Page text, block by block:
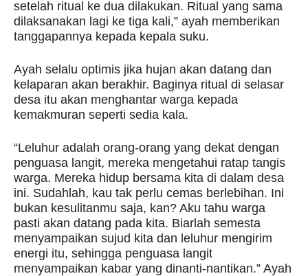
setelah ritual ke dua dilakukan. Ritual yang sama
dilaksanakan lagi ke tiga kali,” ayah memberikan
tanggapannya kepada kepala suku.
Ayah selalu optimis jika hujan akan datang dan
kelaparan akan berakhir. Baginya ritual di selasar
desa itu akan menghantar warga kepada
kemakmuran seperti sedia kala.
“Leluhur adalah orang-orang yang dekat dengan
penguasa langit, mereka mengetahui ratap tangis
warga. Mereka hidup bersama kita di dalam desa
ini. Sudahlah, kau tak perlu cemas berlebihan. Ini
bukan kesulitanmu saja, kan? Aku tahu warga
pasti akan datang pada kita. Biarlah semesta
menyampaikan sujud kita dan leluhur mengirim
energi itu, sehingga penguasa langit
menyampaikan kabar yang dinanti-nantikan.” Ayah